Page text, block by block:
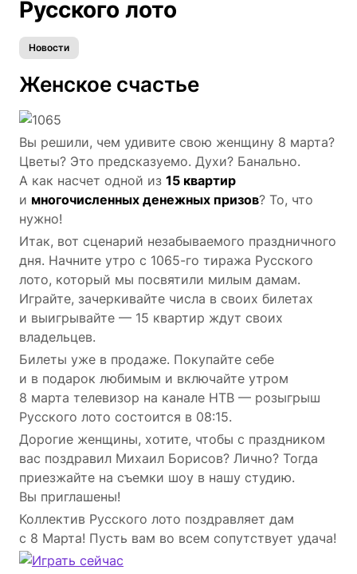
Русского лото
Новости
Женское счастье
Вы решили, чем удивите свою женщину 8 марта?
Цветы? Это предсказуемо. Духи? Банально.
А как насчет одной из 15 квартир
и многочисленных денежных призов? То, что
нужно!
Итак, вот сценарий незабываемого праздничного
дня. Начните утро с 1065-го тиража Русского
лото, который мы посвятили милым дамам.
Играйте, зачеркивайте числа в своих билетах
и выигрывайте — 15 квартир ждут своих
владельцев.
Билеты уже в продаже. Покупайте себе
и в подарок любимым и включайте утром
8 марта телевизор на канале НТВ — розыгрыш
Русского лото состоится в 08:15.
Дорогие женщины, хотите, чтобы с праздником
вас поздравил Михаил Борисов? Лично? Тогда
приезжайте на съемки шоу в нашу студию.
Вы приглашены!
Коллектив Русского лото поздравляет дам
с 8 Марта! Пусть вам во всем сопутствует удача!